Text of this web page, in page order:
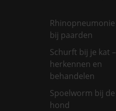
Rhinopneumonie
bij paarden
Schurft bij je kat –
herkennen en
behandelen
Spoelworm bij de
hond